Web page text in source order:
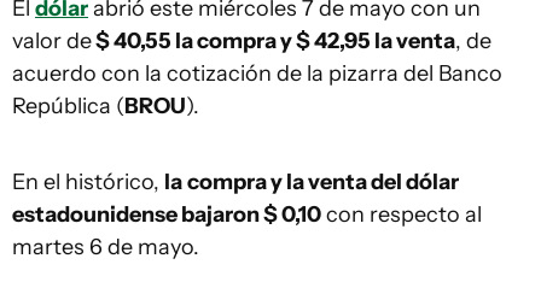
El dólarabrió este miércoles 7 de mayo con un
valor de$ 40,55 la compra y $ 42,95 la venta, de
acuerdo con la cotización de la pizarra del Banco
República (BROU).
En el histórico, lacompra y la venta del dólar
estadounidense bajaron $ 0,10con respecto al
martes 6 de mayo.